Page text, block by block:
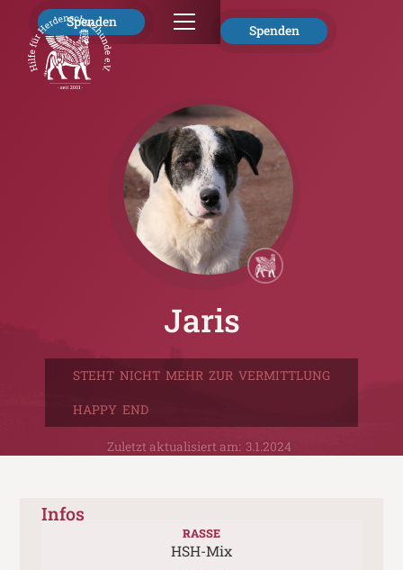
Spenden
Spenden
Jaris
STEHT NICHT MEHR ZUR VERMITTLUNG
HAPPY END
Zuletzt aktualisiert am: 3.1.2024
Infos
RASSE
HSH-Mix